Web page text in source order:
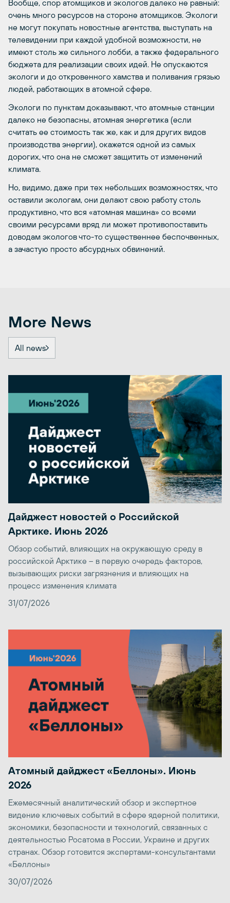
Вообще, спор атомщиков и экологов далеко не равный:
очень много ресурсов на стороне атомщиков. Экологи
не могут покупать новостные агентства, выступать на
телевидении при каждой удобной возможности, не
имеют столь же сильного лобби, а также федерального
бюджета для реализации своих идей. Не опускаются
экологи и до откровенного хамства и поливания грязью
людей, работающих в атомной сфере.
Экологи по пунктам доказывают, что атомные станции
далеко не безопасны, атомная энергетика (если
считать ее стоимость так же, как и для других видов
производства энергии), окажется одной из самых
дорогих, что она не сможет защитить от изменений
климата.
Но, видимо, даже при тех небольших возможностях, что
оставили экологам, они делают свою работу столь
продуктивно, что вся «атомная машина» со всеми
своими ресурсами вряд ли может противопоставить
доводам экологов что-то существеннее беспочвенных,
а зачастую просто абсурдных обвинений.
More News
All news
Дайджест новостей о Российской
Арктике. Июнь 2026
Обзор событий, влияющих на окружающую среду в
российской Арктике – в первую очередь факторов,
вызывающих риски загрязнения и влияющих на
процесс изменения климата
31/07/2026
Атомный дайджест «Беллоны». Июнь
2026
Ежемесячный аналитический обзор и экспертное
видение ключевых событий в сфере ядерной политики,
экономики, безопасности и технологий, связанных с
деятельностью Росатома в России, Украине и других
странах. Обзор готовится экспертами-консультантами
«Беллоны»
30/07/2026